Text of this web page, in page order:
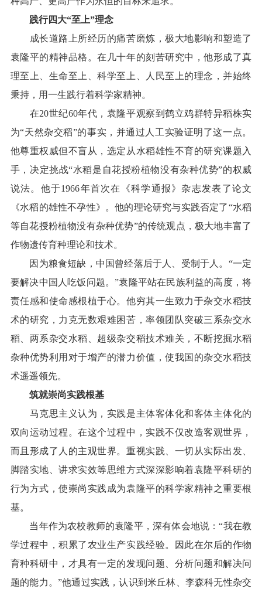
践行四大“至上”理念
成长道路上所经历的痛苦磨炼，极大地影响和塑造了
袁隆平的精神品格。在几十年的刻苦研究中，他形成了真
理至上、生命至上、科学至上、人民至上的理念，并始终
秉持，用一生践行着科学家精神。
在20世纪60年代，袁隆平观察到鹤立鸡群特异稻株实
为“天然杂交稻”的事实，并通过人工实验证明了这一点。
他尊重权威但不盲从，选定从水稻雄性不育的研究课题入
手，决定挑战“水稻是自花授粉植物没有杂种优势”的权威
说法。他于1966年首次在《科学通报》杂志发表了论文
《水稻的雄性不孕性》。他的理论研究与实践否定了“水稻
等自花授粉植物没有杂种优势”的传统观点，极大地丰富了
作物遗传育种理论和技术。
因为粮食短缺，中国曾经落后于人、受制于人。“一定
要解决中国人吃饭问题。”袁隆平站在民族利益的高度，将
责任感和使命感根植于心。他穷其一生致力于杂交水稻技
术的研究，力克无数艰难困苦，率领团队突破三系杂交水
稻、两系杂交水稻、超级杂交稻技术难关，不断挖掘水稻
杂种优势利用对于增产的潜力价值，使我国的杂交水稻技
术遥遥领先。
筑就崇尚实践根基
马克思主义认为，实践是主体客体化和客体主体化的
双向运动过程。在这个过程中，实践不仅改造客观世界，
而且形成了人的主观世界。重视实践、一切从实际出发、
脚踏实地、讲求实效等思维方式深深影响着袁隆平科研的
行为方式，使崇尚实践成为袁隆平的科学家精神之重要根
基。
当年作为农校教师的袁隆平，深有体会地说：“我在教
学过程中，积累了农业生产实践经验。因此在尔后的作物
育种科研中，才具有一定的发现问题、分析问题和解决问
题的能力。”他通过实践，认识到米丘林、李森科无性杂交